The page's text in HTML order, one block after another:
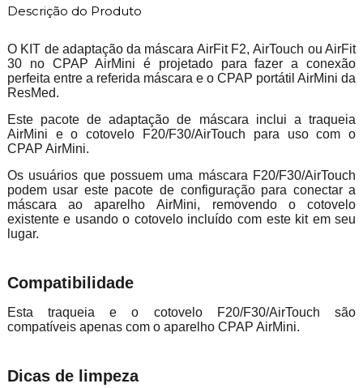
Descrição do Produto
O KIT de adaptação da máscara AirFit F2, AirTouch ou AirFit
30 no CPAP AirMini é projetado para fazer a conexão
perfeita entre a referida máscara e o CPAP portátil AirMini da
ResMed.
Este pacote de adaptação de máscara inclui a traqueia
AirMini e o cotovelo F20/F30/AirTouch para uso com o
CPAP AirMini.
Os usuários que possuem uma máscara F20/F30/AirTouch
podem usar este pacote de configuração para conectar a
máscara ao aparelho AirMini, removendo o cotovelo
existente e usando o cotovelo incluído com este kit em seu
lugar.
Compatibilidade
Esta traqueia e o cotovelo F20/F30/AirTouch são
compatíveis apenas com o aparelho CPAP AirMini.
Dicas de limpeza